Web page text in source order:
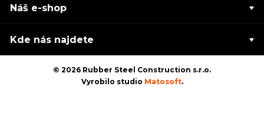
Náš e-shop
Kde nás najdete
© 2026 Rubber Steel Construction s.r.o.
Vyrobilo studio Matosoft.